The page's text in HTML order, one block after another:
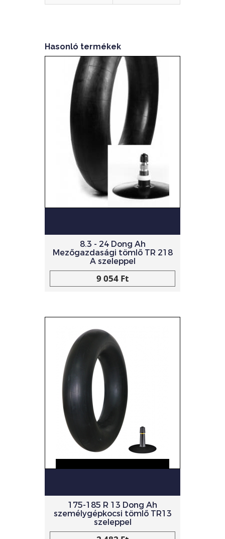
Hasonló termékek
8.3 - 24 Dong Ah
Mezőgazdasági tömlő TR 218
A szeleppel
9 054 Ft
175-185 R 13 Dong Ah
személygépkocsi tömlő TR13
szeleppel